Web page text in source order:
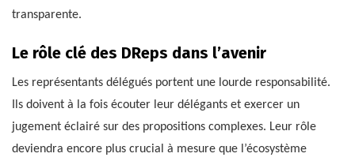
transparente.
Le rôle clé des DReps dans l’avenir
Les représentants délégués portent une lourde responsabilité.
Ils doivent à la fois écouter leur délégants et exercer un
jugement éclairé sur des propositions complexes. Leur rôle
deviendra encore plus crucial à mesure que l’écosystème